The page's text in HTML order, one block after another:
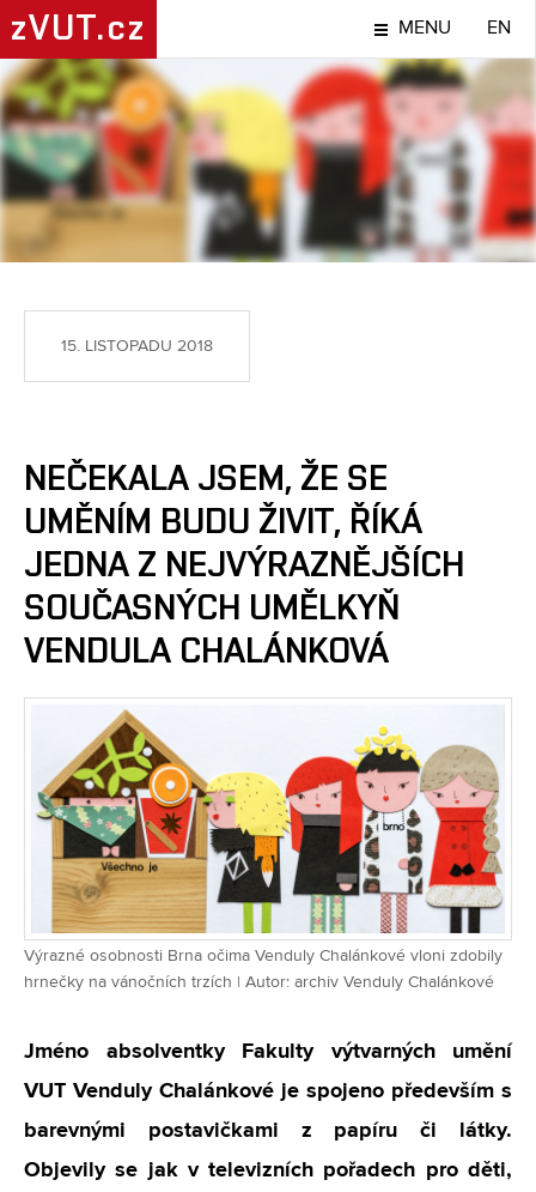
zVUT.cz MENU EN
LIDÉ
15. LISTOPADU 2018
NEČEKALA JSEM, ŽE SE
UMĚNÍM BUDU ŽIVIT, ŘÍKÁ
JEDNA Z NEJVÝRAZNĚJŠÍCH
SOUČASNÝCH UMĚLKYŇ
VENDULA CHALÁNKOVÁ
Výrazné osobnosti Brna očima Venduly Chalánkové vloni zdobily
hrnečky na vánočních trzích | Autor: archiv Venduly Chalánkové
Jméno absolventky Fakulty výtvarných umění
VUT Venduly Chalánkové je spojeno především s
barevnými postavičkami z papíru či látky.
Objevily se jak v televizních pořadech pro děti,